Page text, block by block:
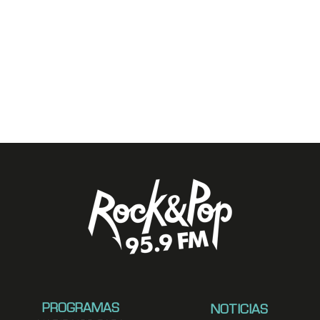
PROGRAMAS
NOTICIAS